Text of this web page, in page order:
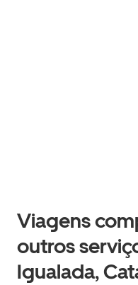
Viagens
outros
Igualada,